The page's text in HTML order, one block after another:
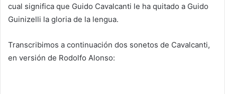
cual significa que Guido Cavalcanti le ha quitado a Guido
Guinizelli la gloria de la lengua.
Transcribimos a continuación dos sonetos de Cavalcanti,
en versión de Rodolfo Alonso: